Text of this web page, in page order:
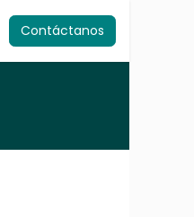
Trabajos Contact Us
Contáctanos